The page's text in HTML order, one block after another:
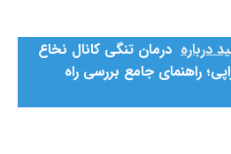
درباره‌ درمان تنگی کانال نخاع
راهنمای جامع بررسی راه